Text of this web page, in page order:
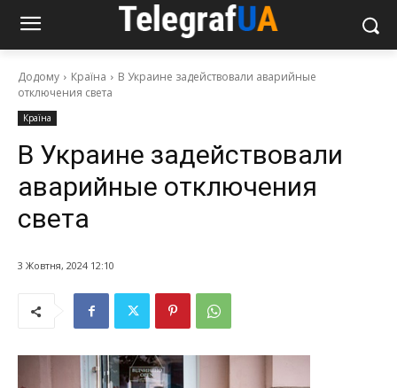
Додому Країна
В Украине задействовали аварийные
отключения света
Країна
В Украине задействовали
аварийные отключения
света
3 Жовтня, 2024 12:10